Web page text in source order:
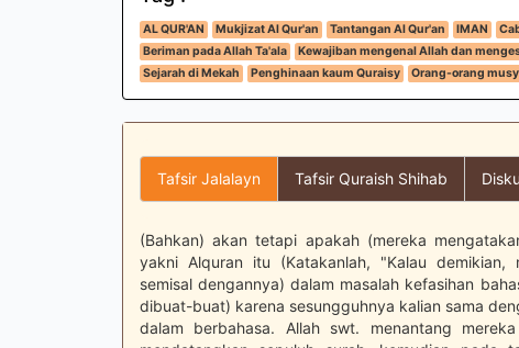
AL QUR'AN Mukjizat Al Qur'an Tantangan Al Qur'an IMAN
Beriman pada Allah Ta'ala
Kewajiban mengenal Allah dan
Sejarah di Mekah
Penghinaan kaum Quraisy Orang-orang
Tafsir Jalalayn Tafsir Quraish Shihab
(Bahkan) akan tetapi apakah (mereka
yakni Alquran itu (Katakanlah, "Kalau demikian,
semisal dengannya) dalam masalah kefasihan
dibuat-buat) karena sesungguhnya kalian sama
dalam berbahasa. Allah swt. menantang